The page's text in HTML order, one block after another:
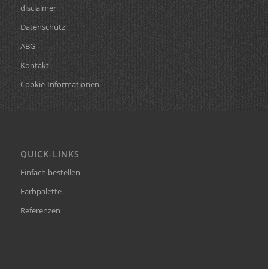
disclaimer
Datenschutz
ABG
Kontakt
Cookie-Informationen
QUICK-LINKS
Einfach bestellen
Farbpalette
Referenzen